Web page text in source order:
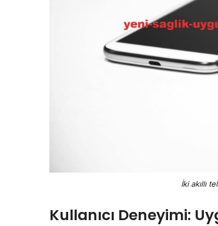
İki akıllı
Kullanıcı Deneyimi: